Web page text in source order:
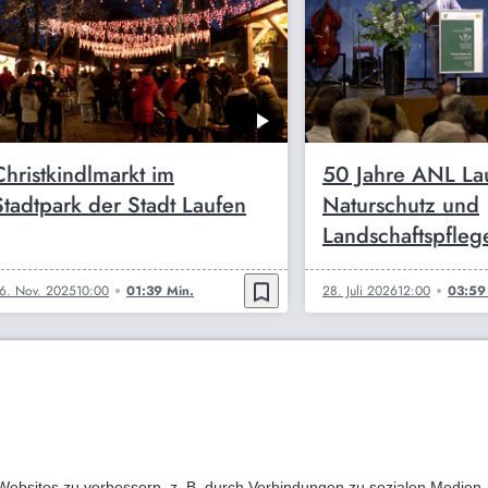
im
der Stadt Laufen
Nov. 202510:00 01:39 Min. bookmark_border
50 Jahre ANL
Naturschutz und
28. Juli 202612:00